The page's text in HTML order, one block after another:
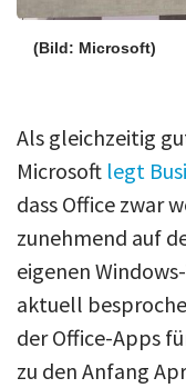
(Bild: Microsoft)
Als gleichzeitig
Microsoft legt
dass Office zwar
zunehmend auf
eigenen
aktuell
der Office-Apps
zu den Anfang